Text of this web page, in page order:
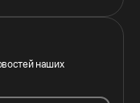
наших